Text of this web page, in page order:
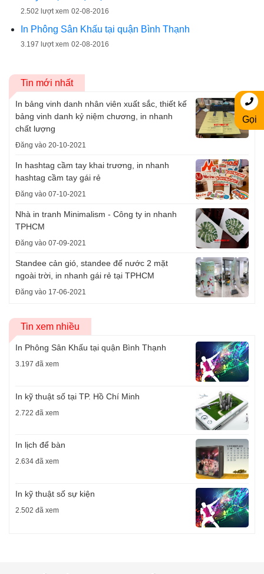
2.502 lượt xem 02-08-2016
In Phông Sân Khấu tại quận Bình Thạnh
3.197 lượt xem 02-08-2016
Tin mới nhất
In bảng vinh danh nhân viên xuất sắc, thiết kế
bảng vinh danh kỷ niệm chương, in nhanh
chất lượng
Đăng vào 20-10-2021
In hashtag cầm tay khai trương, in nhanh
hashtag cầm tay gái rẻ
Đăng vào 07-10-2021
Nhà in tranh Minimalism - Công ty in nhanh
TPHCM
Đăng vào 07-09-2021
Standee cản gió, standee đế nước 2 mặt
ngoài trời, in nhanh gái rẻ tại TPHCM
Đăng vào 17-06-2021
Tin xem nhiều
In Phông Sân Khấu tại quận Bình Thạnh
3.197 đã xem
In kỹ thuật số tại TP. Hồ Chí Minh
2.722 đã xem
In lịch để bàn
2.634 đã xem
In kỹ thuật số sự kiện
2.502 đã xem
Gọi